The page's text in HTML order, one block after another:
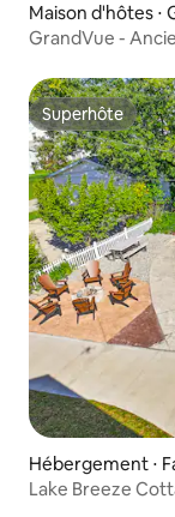
Maison d'hôtes ⋅
GrandVue -
Superhôte
Superhôte
Hébergement ⋅
Lake Breeze